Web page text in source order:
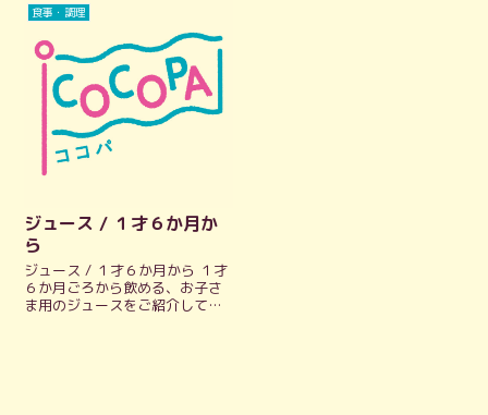
野菜のおかず ３種きのこの煮込
みハンバーグ / ５パウチ...
食事・調理
ジュース / １才６か月か
ら
ジュース / １才６か月から １才
６か月ごろから飲める、お子さ
ま用のジュースをご紹介してい